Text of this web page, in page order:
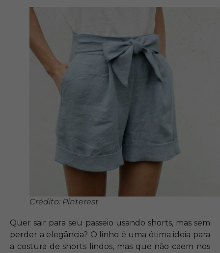
Crédito: Pinterest
Quer sair para seu passeio usando shorts, mas sem
perder a elegância? O linho é uma ótima ideia para
a costura de shorts lindos, mas que não caem nos